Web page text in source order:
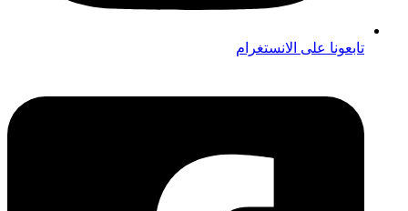
تابعونا على الانستغرام